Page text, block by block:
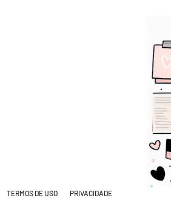
TERMOS DE USO PRIVACIDADE